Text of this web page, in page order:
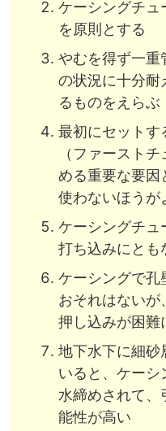
ケーシングチュ
を原則とする
やむを得ず一重
の状況に十分耐
るものをえらぶ
最初にセットす
（ファースト
める重要な要因
使わないほうが
ケーシングチュ
打ち込みにとも
ケーシングで孔
おそれはないが
押し込みが困難
地下水下に細砂
いると、ケーシ
水締めされて、
能性が高い